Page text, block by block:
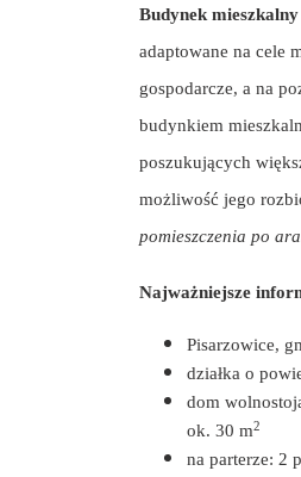
Budynek mieszkalny
adaptowane na cele
gospodarcze, a na
budynkiem
poszukujących
możliwość jego
pomieszczenia po
Najważniejsze
Pisarzowice,
działka o
dom
ok. 30 m2
na parterze: 2